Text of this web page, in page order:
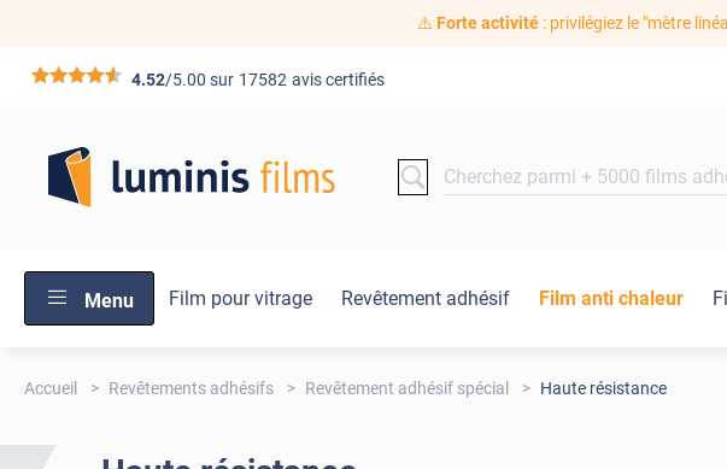
⚠️ Forte activité: privilégiez le "mètre
*****4.52/5.00 sur 17582 avis certifiés
Menu Film pour vitrage Revêtement adhésif Film anti chaleur
Accueil Revêtements adhésifs Revêtement adhésif spécial Haute résistance